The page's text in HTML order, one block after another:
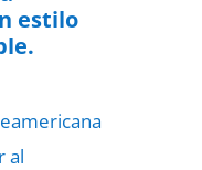
estilo
al